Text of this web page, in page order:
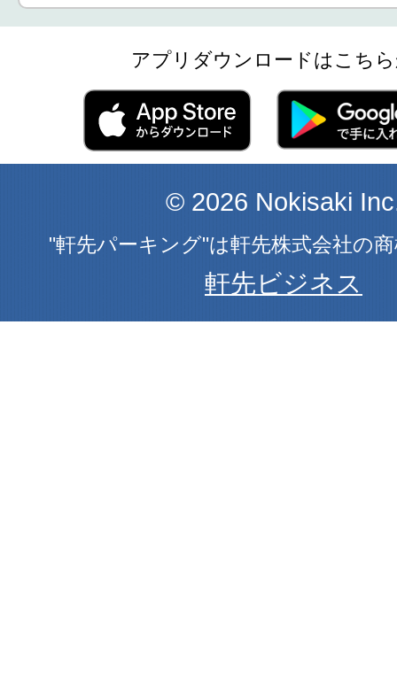
アプリダウンロードはこち
© 2026 Nokisaki
"軒先パーキング"は軒先株式会社の
軒先ビジネス